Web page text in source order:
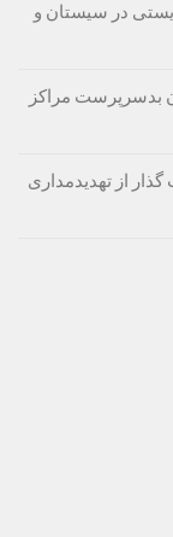
در سیستان و
شد؛ ۲۷ درصد کودکان بدسرپرست مراکز
از تهدیدمداری